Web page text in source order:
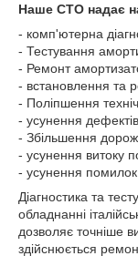
Наше СТО надає
- комп'ютерна
- Тестування
- Ремонт
- встановлення та
- Поліпшення
- усунення
- Збільшення
- усунення витоку
- усунення помилок
Діагностика та
обладнанні
дозволяє точніше
здійснюється